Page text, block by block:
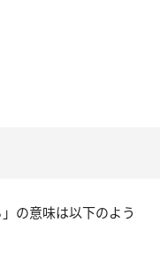
の意味は以下のよう